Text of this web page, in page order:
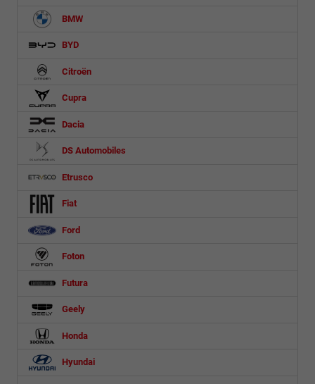
BMW
BYD
Citroën
Cupra
Dacia
DS Automobiles
Etrusco
Fiat
Ford
Foton
Futura
Geely
Honda
Hyundai